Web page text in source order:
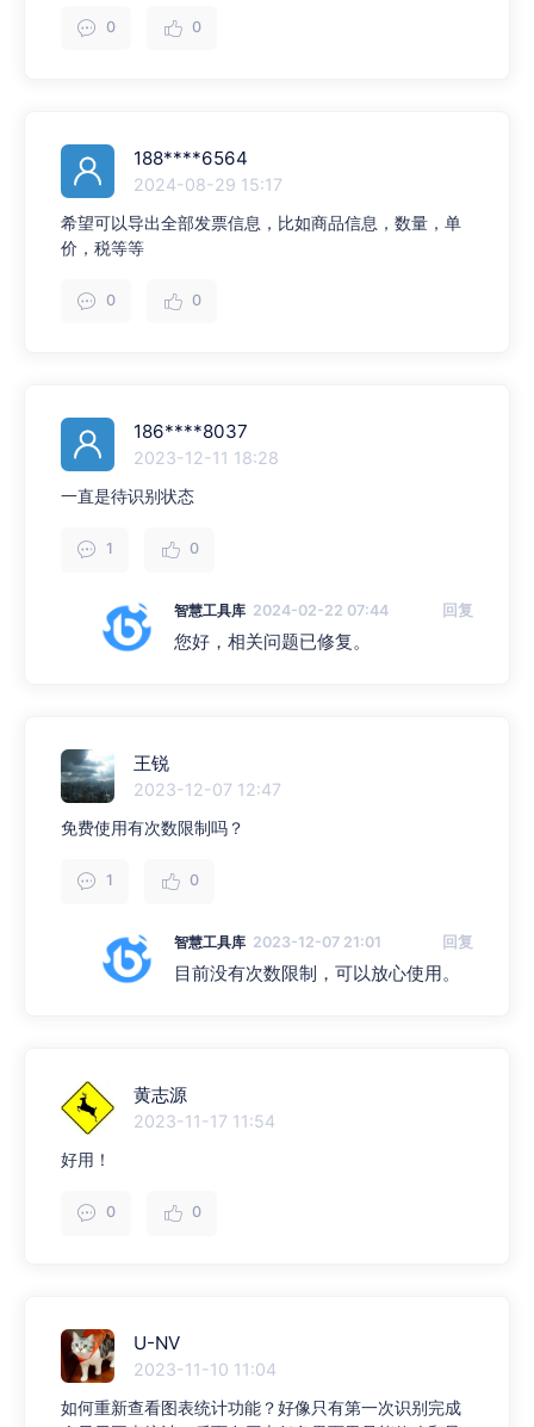
0 0
188****6564
2024-08-29 15:17
希望可以导出全部发票信息，比如商品信息，数量，单
价，税等等
0 0
186****8037
2023-12-11 18:28
一直是待识别状态
1 0
智慧工具库 2024-02-22 07:44 回复
您好，相关问题已修复。
王锐
2023-12-07 12:47
免费使用有次数限制吗？
1 0
智慧工具库 2023-12-07 21:01 回复
目前没有次数限制，可以放心使用。
黄志源
2023-11-17 11:54
好用！
0 0
U-NV
2023-11-10 11:04
如何重新查看图表统计功能？好像只有第一次识别完成